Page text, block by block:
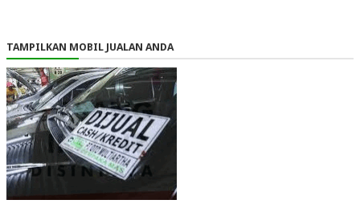
TAMPILKAN MOBIL JUALAN ANDA